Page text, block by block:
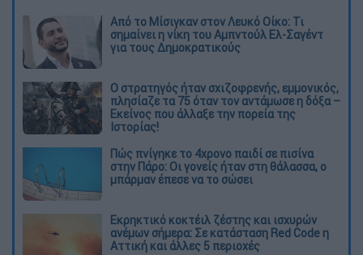
Από το Μίσιγκαν στον Λευκό Οίκο: Τι
σημαίνει η νίκη του Αμπντούλ Ελ-Σαγέντ
για τους Δημοκρατικούς
O στρατηγός ήταν σχιζοφρενής, εμμονικός,
πλησίαζε τα 75 όταν τον αντάμωσε η δόξα –
Εκείνος που άλλαξε την πορεία της
Ιστορίας!
Πώς πνίγηκε το 4χρονο παιδί σε πισίνα
στην Πάρο: Οι γονείς ήταν στη θάλασσα, ο
μπάρμαν έπεσε να το σώσει
Εκρηκτικό κοκτέιλ ζέστης και ισχυρών
ανέμων σήμερα: Σε κατάσταση Red Code η
Αττική και άλλες 5 περιοχές